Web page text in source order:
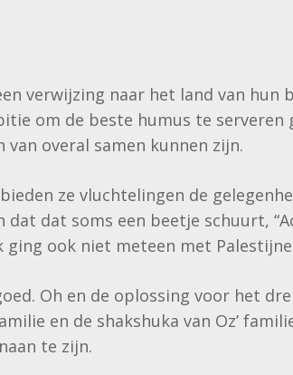
verwijzing naar het land van hun
om de beste humus te serveren
van overal samen kunnen zijn.
ze vluchtelingen de
dat soms een beetje schuurt,
ook niet meteen met
Oh en de oplossing voor het
en de shakshuka van Oz’
te zijn.